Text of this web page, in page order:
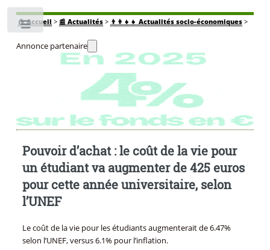
🏠Accueil > 📰 Actualités> 👨‍👩‍👧‍👧 Actualités socio-économiques>
Annonce partenaire
Pouvoir d’achat : le coût de la vie pour
un étudiant va augmenter de 425 euros
pour cette année universitaire, selon
l’UNEF
Le coût de la vie pour les étudiants augmenterait de 6.47%
selon l’UNEF, versus 6.1% pour l’inflation.
Toggle